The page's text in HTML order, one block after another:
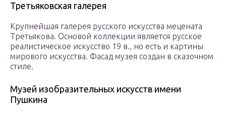
Третьяковская галерея
Крупнейшая галерея русского искусства мецената
Третьякова. Основой коллекции является русское
реалистическое искусство 19 в., но есть и картины
мирового искусства. Фасад музея создан в сказочном
стиле.
Музей изобразительных искусств имени
Пушкина